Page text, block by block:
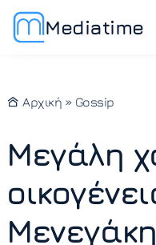
Mediatime
Αρχική » Gossip
Μεγάλη